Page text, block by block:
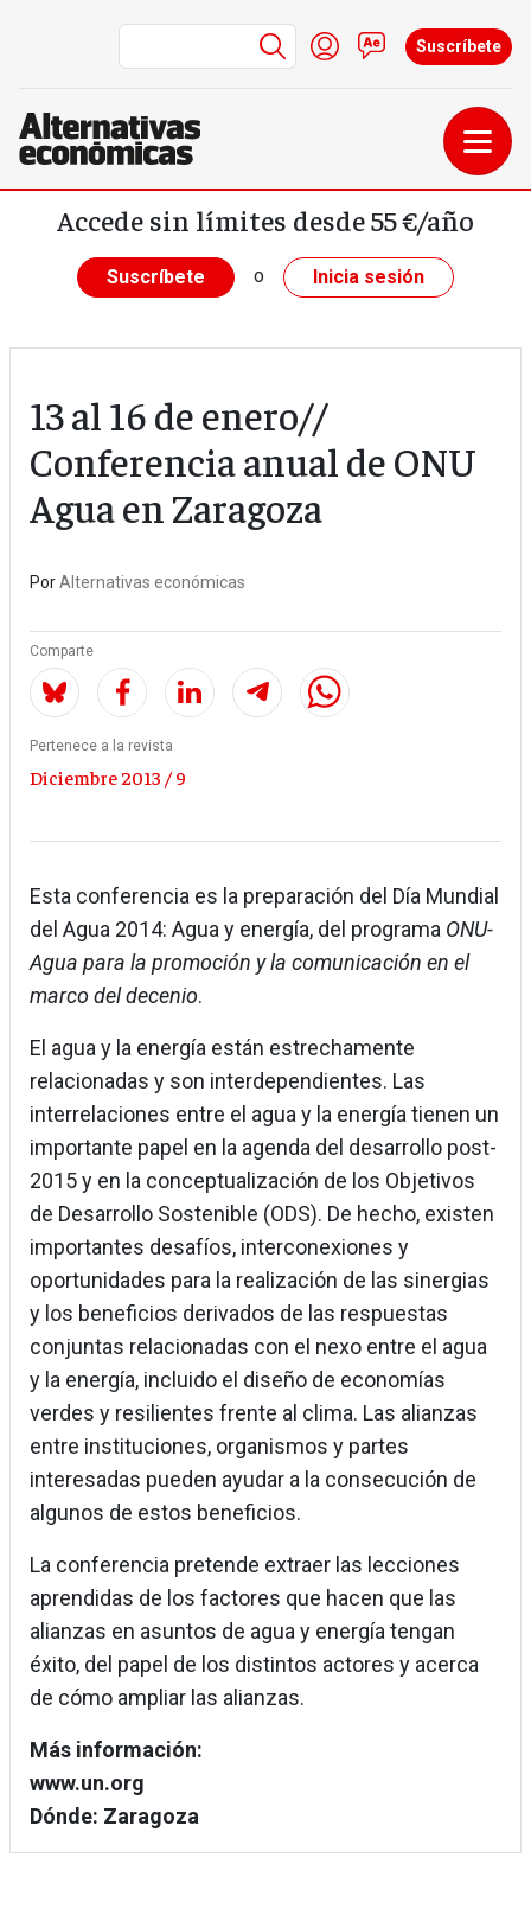
Pasar al contenido principal
Menú de cuenta de
Iniciar sesión
Contacto
Suscríbete
Accede sin límites desde 55 €/año
Suscríbete o Inicia sesión
13 al 16 de enero//
Conferencia anual de ONU
Agua en Zaragoza
PorAlternativas económicas
Comparte
Pertenece a la revista
Diciembre 2013 / 9
Esta conferencia es la preparación del Día Mundial
del Agua 2014: Agua y energía, del programa ONU-
Agua para la promoción y la comunicación en el
marco del decenio.
El agua y la energía están estrechamente
relacionadas y son interdependientes. Las
interrelaciones entre el agua y la energía tienen un
importante papel en la agenda del desarrollo post-
2015 y en la conceptualización de los Objetivos
de Desarrollo Sostenible (ODS). De hecho, existen
importantes desafíos, interconexiones y
oportunidades para la realización de las sinergias
y los beneficios derivados de las respuestas
conjuntas relacionadas con el nexo entre el agua
y la energía, incluido el diseño de economías
verdes y resilientes frente al clima. Las alianzas
entre instituciones, organismos y partes
interesadas pueden ayudar a la consecución de
algunos de estos beneficios.
La conferencia pretende extraer las lecciones
aprendidas de los factores que hacen que las
alianzas en asuntos de agua y energía tengan
éxito, del papel de los distintos actores y acerca
de cómo ampliar las alianzas.
Más información:
www.un.org
Dónde: Zaragoza